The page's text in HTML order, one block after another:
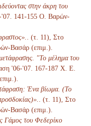
στην άκρη του
'07. 141-155 Ο. Βαρών-
. (τ. 11), Στο
Βασάρ (επιμ.).
"Το μέλημα του
'06-'07. 167-187 Χ. Ε.
Ένα βίωμα. (Το
. (τ. 11), Στο
Βασάρ (επιμ.).
του Φεδερίκο